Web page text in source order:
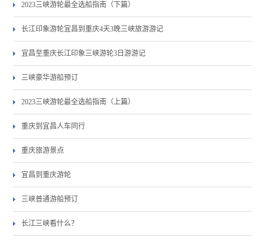
2023三峡游轮最全选船指南（下篇）
长江印象游轮宜昌到重庆4天3晚三峡旅游游记
宜昌至重庆长江印象三峡游轮3日游游记
三峡豪华游船预订
2023三峡游轮最全选船指南（上篇）
重庆到宜昌人车同行
重庆旅游景点
宜昌到重庆游轮
三峡普通游船预订
长江三峡看什么？